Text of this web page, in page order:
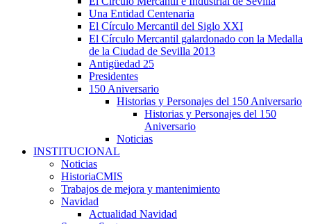
Una Entidad Centenaria
El Círculo Mercantil del Siglo XXI
El Círculo Mercantil galardonado con la Medalla
de la Ciudad de Sevilla 2013
Antigüedad 25
Presidentes
150 Aniversario
Historias y Personajes del 150 Aniversario
Historias y Personajes del 150
Aniversario
Noticias
INSTITUCIONAL
Noticias
HistoriaCMIS
Trabajos de mejora y mantenimiento
Navidad
Actualidad Navidad